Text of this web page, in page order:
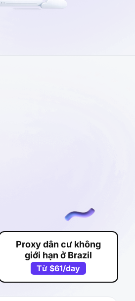
Proxy dân cư không
giới hạn ở Brazil
Từ $61/day